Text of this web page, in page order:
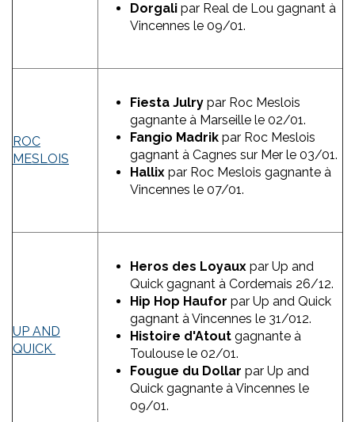
Dorgali par Real de Lou gagnant à
Vincennes le 09/01.
ROC
MESLOIS
Fiesta Julry par Roc Meslois
gagnante à Marseille le 02/01.
Fangio Madrik par Roc Meslois
gagnant à Cagnes sur Mer le 03/01.
Hallix par Roc Meslois gagnante à
Vincennes le 07/01.
UP AND
QUICK
Heros des Loyaux par Up and
Quick gagnant à Cordemais 26/12.
Hip Hop Haufor par Up and Quick
gagnant à Vincennes le 31/012.
Histoire d'Atout gagnante à
Toulouse le 02/01.
Fougue du Dollar par Up and
Quick gagnante à Vincennes le
09/01.